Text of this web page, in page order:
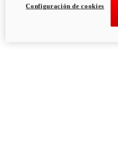
Configuración de cookies